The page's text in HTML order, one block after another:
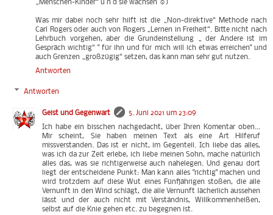
„Menschen-Kinder“ u n d sie wachsen ☺)
Was mir dabei noch sehr hilft ist die „Non-direktive“ Methode nach
Carl Rogers oder auch von Rogers „Lernen in Freiheit“. Bitte nicht nach
Lehrbuch vorgehen, aber die Grundeinstellung „ der Andere ist im
Gespräch wichtig“ " für ihn und für mich will ich etwas erreichen" und
auch Grenzen „großzügig“ setzen, das kann man sehr gut nutzen.
Antworten
Antworten
Geist und Gegenwart
5. Juni 2021 um 23:09
Ich habe ein bisschen nachgedacht, über Ihren Komentar oben...
Mir scheint, Sie haben meinen Text als eine Art Hilferuf
missverstanden. Das ist er nicht, im Gegenteil. Ich liebe das alles,
was ich da zur Zeit erlebe, ich liebe meinen Sohn, mache natürlich
alles das, was sie richtigerweise auch nahelegen. Und genau dort
liegt der entscheidene Punkt: Man kann alles "richtig" machen und
wird trotzdem auf diese Wut eines Fünfjährigen stoßen, die alle
Vernunft in den Wind schlägt, die alle Vernunft lächerlich aussehen
lässt und der auch nicht mit Verständnis, Willkommenheißen,
selbst auf die Knie gehen etc. zu begegnen ist.